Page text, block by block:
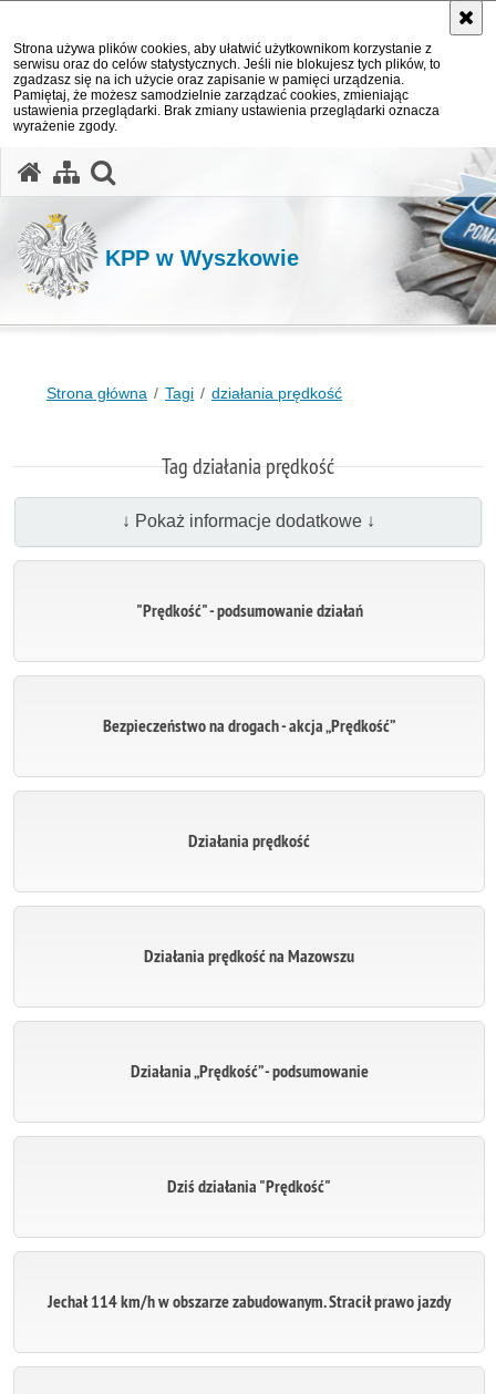
Strona używa plików cookies, aby ułatwić użytkownikom korzystanie z
serwisu oraz do celów statystycznych. Jeśli nie blokujesz tych plików, to
zgadzasz się na ich użycie oraz zapisanie w pamięci urządzenia.
Pamiętaj, że możesz samodzielnie zarządzać cookies, zmieniając
ustawienia przeglądarki. Brak zmiany ustawienia przeglądarki oznacza
wyrażenie zgody.
KPP w Wyszkowie
Strona główna Tagi działania prędkość
Tag działania prędkość
↓ Pokaż informacje dodatkowe ↓
"Prędkość" - podsumowanie działań
Bezpieczeństwo na drogach - akcja „Prędkość”
Działania prędkość
Działania prędkość na Mazowszu
Działania „Prędkość” - podsumowanie
Dziś działania "Prędkość"
Jechał 114 km/h w obszarze zabudowanym. Stracił prawo jazdy